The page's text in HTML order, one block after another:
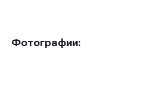
Фотографии: